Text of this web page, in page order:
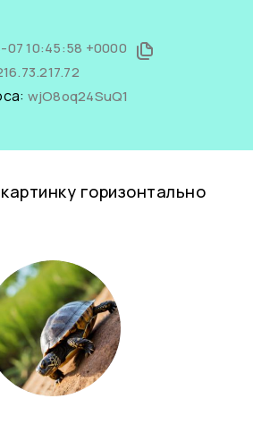
10:45:58 +0000
wjO8oq24SuQ1
горизонтально